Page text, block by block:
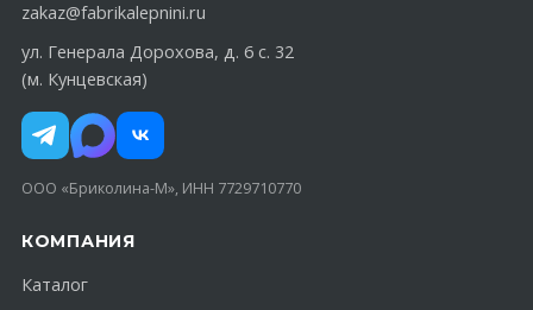
zakaz@fabrikalepnini.ru
ул. Генерала Дорохова, д. 6 с. 32
(м. Кунцевская)
ООО «Бриколина-М», ИНН 7729710770
КОМПАНИЯ
Каталог